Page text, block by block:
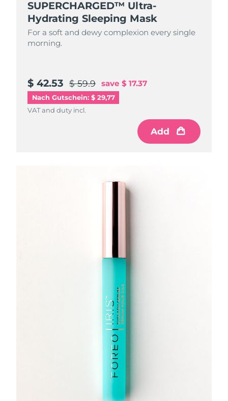
SUPERCHARGED™ Ultra-
Hydrating Sleeping Mask
For a soft and dewy complexion every single
morning.
$ 42.53 $ 59.9 save $ 17.37
Nach Gutschein: $ 29,77
VAT and duty incl.
Add